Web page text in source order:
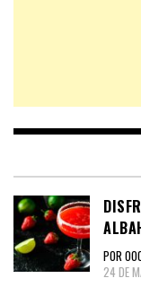
POR
24 DE